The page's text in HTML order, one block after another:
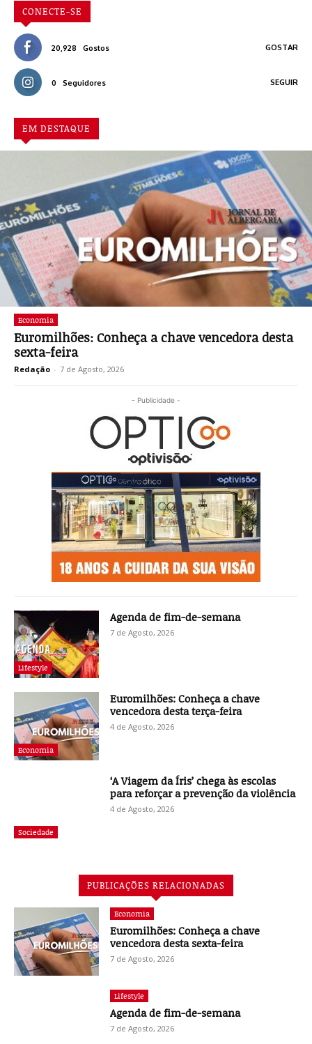
CONECTE-SE
20,928 Gostos GOSTAR
0 Seguidores SEGUIR
EM DESTAQUE
Economia
Euromilhões: Conheça a chave vencedora desta
sexta-feira
Redação - 7 de Agosto, 2026
- Publicidade -
Lifestyle
Agenda de fim-de-semana
7 de Agosto, 2026
Economia
Euromilhões: Conheça a chave
vencedora desta terça-feira
4 de Agosto, 2026
Sociedade
‘A Viagem da Íris’ chega às escolas
para reforçar a prevenção da violência
4 de Agosto, 2026
PUBLICAÇÕES RELACIONADAS
Economia
Euromilhões: Conheça a chave
vencedora desta sexta-feira
7 de Agosto, 2026
Lifestyle
Agenda de fim-de-semana
7 de Agosto, 2026